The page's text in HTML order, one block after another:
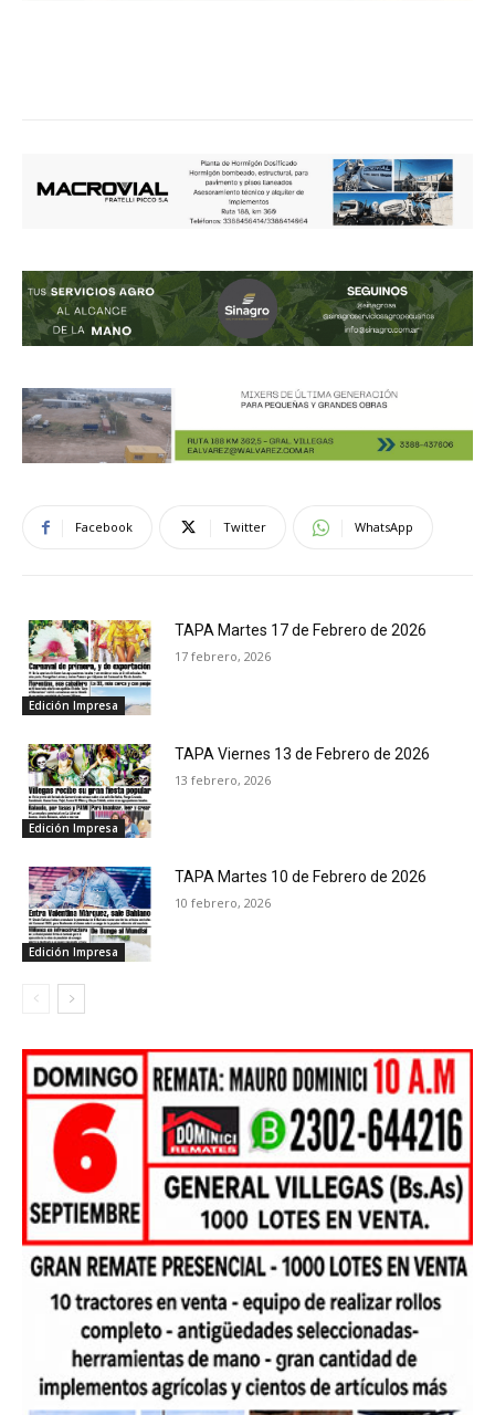
Facebook Twitter WhatsApp
Edición Impresa
TAPA Martes 17 de Febrero de 2026
17 febrero, 2026
Edición Impresa
TAPA Viernes 13 de Febrero de 2026
13 febrero, 2026
Edición Impresa
TAPA Martes 10 de Febrero de 2026
10 febrero, 2026